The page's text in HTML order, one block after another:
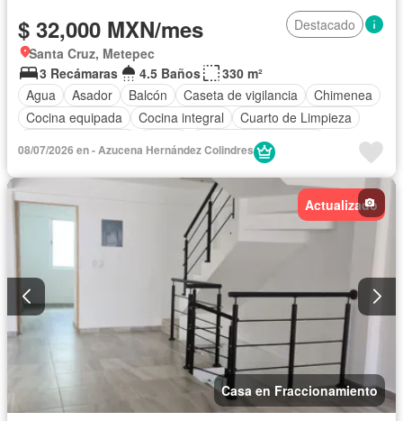
$ 32,000 MXN/mes
Destacado
Santa Cruz, Metepec
3 Recámaras
4.5 Baños
330 m²
Agua
Asador Balcón Caseta de vigilancia
Chimenea
Cocina equipada
Cocina integral
Cuarto de Limpieza
Recámara con closet
Terraza
Permite niños
Solo familias
Sin amueblar
08/07/2026 en - Azucena Hernández Colindres
Actualizado
Casa en Fraccionamiento